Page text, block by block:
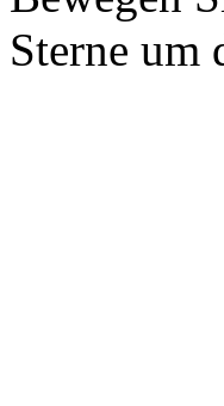
Sterne um